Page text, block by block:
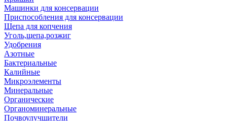
Машинки для консервации
Приспособления для консервации
Щепа для копчения
Уголь,щепа,розжиг
Удобрения
Азотные
Бактериальные
Калийные
Микроэлементы
Минеральные
Органические
Органоминеральные
Почвоулучшители